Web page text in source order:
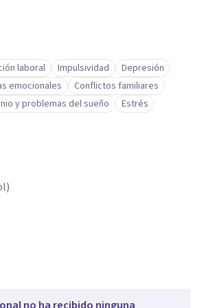
laboral Impulsividad
Depresión
emocionales
Conflictos familiares
y problemas del sueño Estrés